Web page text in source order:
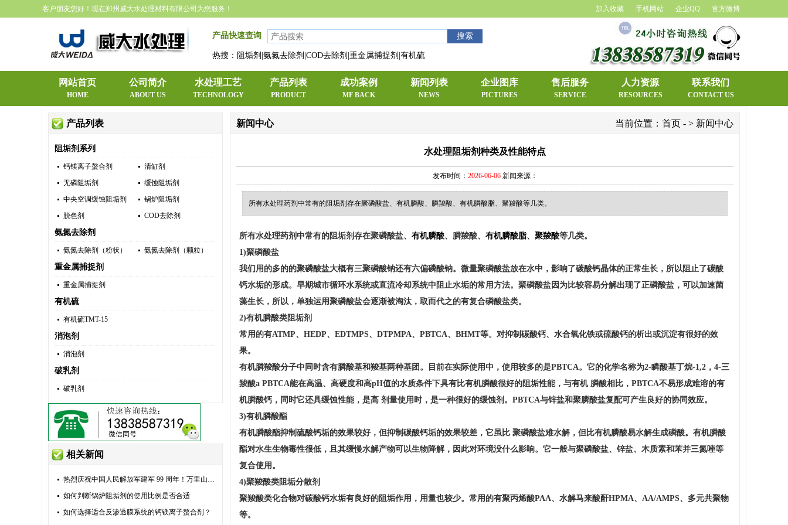
客户朋友您好！现在郑州威大水处理材料有限公司为您服务！ 加入收藏 手机网站 企业QQ 官方微博
产品快速查询
热搜：阻垢剂|氨氮去除剂|COD去除剂|重金属捕捉剂|有机硫
网站首页
HOME
公司简介
ABOUT US
水处理工艺
TECHNOLOGY
产品列表
PRODUCT
成功案例
MF BACK
新闻列表
NEWS
企业图库
PICTURES
售后服务
SERVICE
人力资源
RESOURCES
联系我们
CONTACT US
产品列表
阻垢剂系列
钙镁离子螯合剂
清缸剂
无磷阻垢剂
缓蚀阻垢剂
中央空调缓蚀阻垢剂
锅炉阻垢剂
脱色剂
COD去除剂
氨氮去除剂
氨氮去除剂（粉状） 氨氮去除剂（颗粒）
重金属捕捉剂
重金属捕捉剂
有机硫
有机硫TMT-15
消泡剂
消泡剂
破乳剂
破乳剂
相关新闻
热烈庆祝中国人民解放军建军 99 周年！万里山河由他们捍卫，万家灯火由他们守护。八一建军节，向全体现
如何判断锅炉阻垢剂的使用比例是否合适
如何选择适合反渗透膜系统的钙镁离子螯合剂？
新闻中心 当前位置： 首页 - > 新闻中心
水处理阻垢剂种类及性能特点
发布时间： 2026-06-06新闻来源：
所有水处理药剂中常有的阻垢剂存在聚磷酸盐、有机膦酸、膦羧酸、有机膦酸脂、聚羧酸等几类。
所有水处理药剂中常有的阻垢剂存在聚磷酸盐、 有机膦酸、膦羧酸、 有机膦酸脂、 聚羧酸等几类。
1)聚磷酸盐
我们用的多的的聚磷酸盐大概有三聚磷酸钠还有六偏磷酸钠。微量聚磷酸盐放在水中，影响了碳酸钙晶体的正常生长，所以阻止了碳酸
钙水垢的形成。早期城市循环水系统或直流冷却系统中阻止水垢的常用方法。聚磷酸盐因为比较容易分解出现了正磷酸盐，可以加速菌
藻生长，所以，单独运用聚磷酸盐会逐渐被淘汰，取而代之的有复合磷酸盐类。
2)有机膦酸类阻垢剂
常用的有ATMP、HEDP、EDTMPS、DTPMPA、PBTCA、BHMT等。对抑制碳酸钙、水合氧化铁或硫酸钙的析出或沉淀有很好的效
果。
有机膦羧酸分子中同时含有膦酸基和羧基两种基团。目前在实际使用中，使用较多的是PBTCA。它的化学名称为2-瞵酸基丁烷-1,2，4-三
羧酸a PBTCA能在高温、高硬度和高pH值的水质条件下具有比有机膦酸很好的阻垢性能，与有机 膦酸相比，PBTCA不易形成难溶的有
机膦酸钙，同时它还具缓蚀性能，是高 剂量使用时，是一种很好的缓蚀剂。PBTCA与锌盐和聚膦酸盐复配可产生良好的协同效应。
3)有机膦酸酯
有机膦酸酯抑制硫酸钙垢的效果较好，但抑制碳酸钙垢的效果较差，它虽比 聚磷酸盐难水解，但比有机膦酸易水解生成磷酸。有机膦酸
酯对水生生物毒性很低，且其缓慢水解产物可以生物降解，因此对环境没什么影响。它一般与聚磷酸盐、锌盐、木质素和苯并三氮唑等
复合使用。
4)聚羧酸类阻垢分散剂
聚羧酸类化合物对碳酸钙水垢有良好的阻垢作用，用量也较少。常用的有聚丙烯酸PAA、水解马来酸酐HPMA、AA/AMPS、多元共聚物
等。